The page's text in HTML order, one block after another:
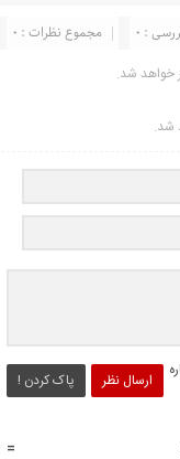
مجموع نظرات : 0 : 0
خواهد شد.
شد.
ارسال نظر پاک کردن !